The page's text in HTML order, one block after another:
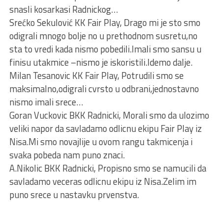
snasli kosarkasi Radnickog…
Srećko Sekulović KK Fair Play, Drago mi je sto smo
odigrali mnogo bolje no u prethodnom susretu,no
sta to vredi kada nismo pobedili.Imali smo sansu u
finisu utakmice –nismo je iskoristili.Idemo dalje.
Milan Tesanovic KK Fair Play, Potrudili smo se
maksimalno,odigrali cvrsto u odbrani,jednostavno
nismo imali srece…
Goran Vuckovic BKK Radnicki, Morali smo da ulozimo
veliki napor da savladamo odlicnu ekipu Fair Play iz
Nisa.Mi smo novajlije u ovom rangu takmicenja i
svaka pobeda nam puno znaci.
A.Nikolic BKK Radnicki, Propisno smo se namucili da
savladamo veceras odlicnu ekipu iz Nisa.Zelim im
puno srece u nastavku prvenstva.